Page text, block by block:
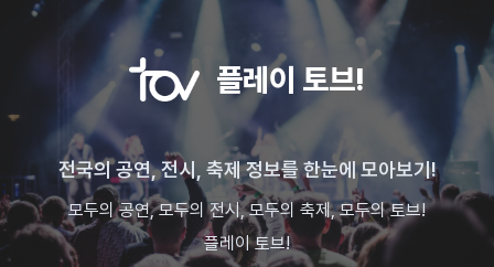
플레이 토브!
전국의 공연, 전시, 축제 정보를 한눈에 모아보기!
모두의 공연, 모두의 전시, 모두의 축제, 모두의 토브!
플레이 토브!